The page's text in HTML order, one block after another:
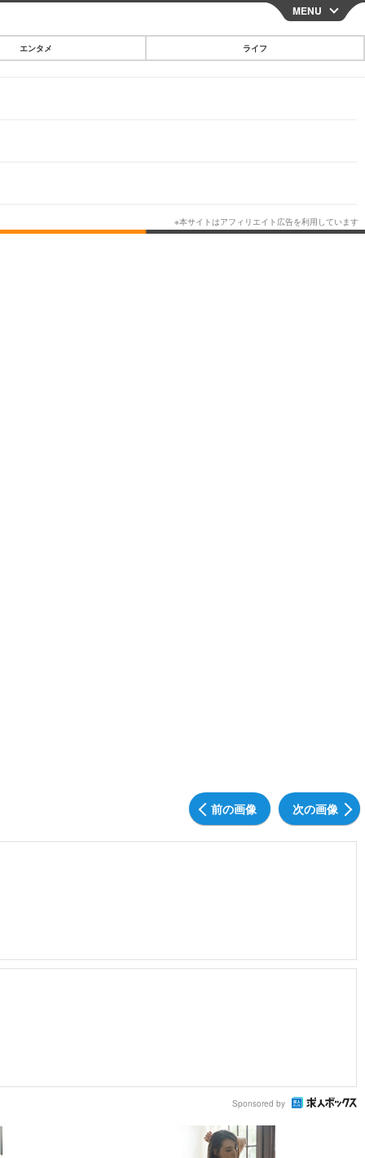
CLOSE
グルメ
MENU
エンタメ ライフ
前の画像 次の画像
Sponsored by